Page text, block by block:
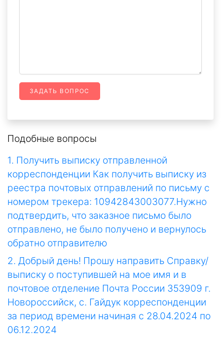
ЗАДАТЬ ВОПРОС
Подобные вопросы
1. Получить выписку отправленной
корреспонденции Как получить выписку из
реестра почтовых отправлений по письму с
номером трекера: 10942843003077.Нужно
подтвердить, что заказное письмо было
отправлено, не было получено и вернулось
обратно отправителю
2. Добрый день! Прошу направить Справку/
выписку о поступившей на мое имя и в
почтовое отделение Почта России 353909 г.
Новороссийск, с. Гайдук корреспонденции
за период времени начиная с 28.04.2024 по
06.12.2024